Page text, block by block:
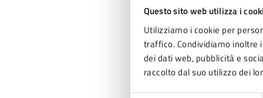
Questo sito web utilizza i
Utilizziamo i cookie per
traffico. Condividiamo inoltre
dei dati web, pubblicità e
raccolto dal suo utilizzo dei